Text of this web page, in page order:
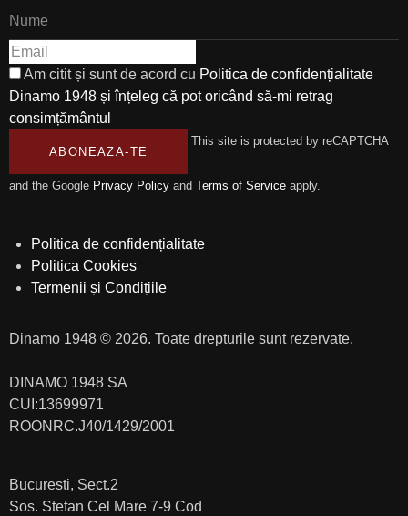
Am citit și sunt de acord cu Politica de confidențialitate
Dinamo 1948 și înțeleg că pot oricând să-mi retrag
consimțământul
ABONEAZA-TE
This site is protected by reCAPTCHA
and the Google Privacy Policy and Terms of Service apply.
Politica de confidențialitate
Politica Cookies
Termenii și Condițiile
Dinamo 1948 © 2026. Toate drepturile sunt rezervate.
DINAMO 1948 SA
CUI:13699971
ROONRC.J40/1429/2001
Bucuresti, Sect.2
Sos. Stefan Cel Mare 7-9 Cod